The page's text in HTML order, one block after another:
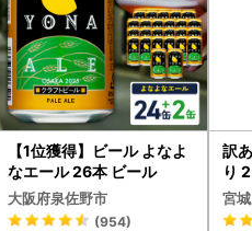
【1位獲得】ビール よなよ
なエール 26本 ビール
大阪府泉佐野市
(954)
訳
り
鮭
宮